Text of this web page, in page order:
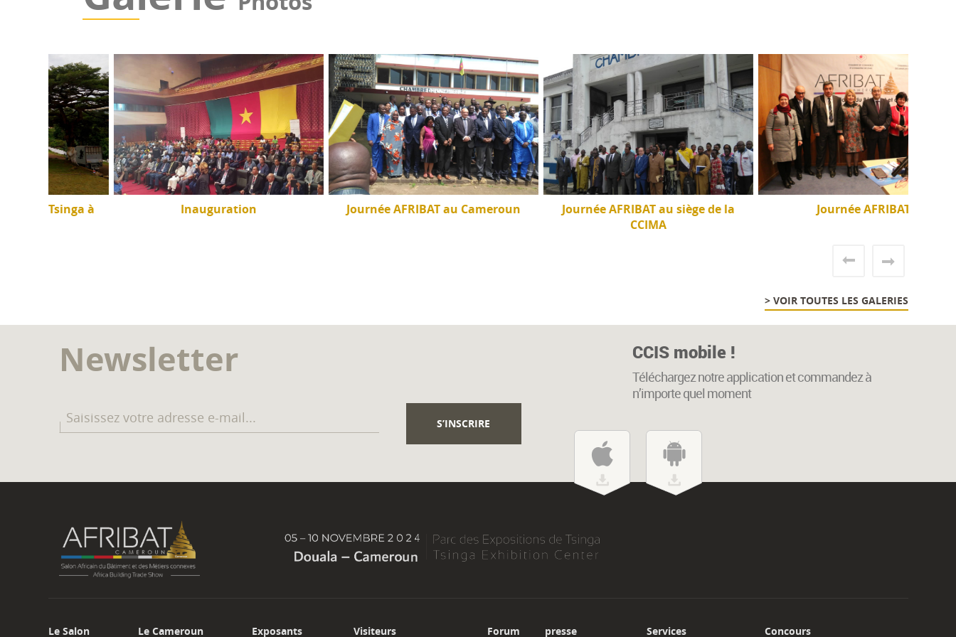
Inauguration Journée AFRIBAT au Cameroun
Journée AFRIBAT au siège de la
Journée AFRIBAT
> VOIR TOUTES LES GALERIES
Newsletter CCIS mobile !
Téléchargez notre application et commandez à
n’importe quel moment
Le Salon Le Cameroun Exposants Visiteurs Forum presse Services Concours